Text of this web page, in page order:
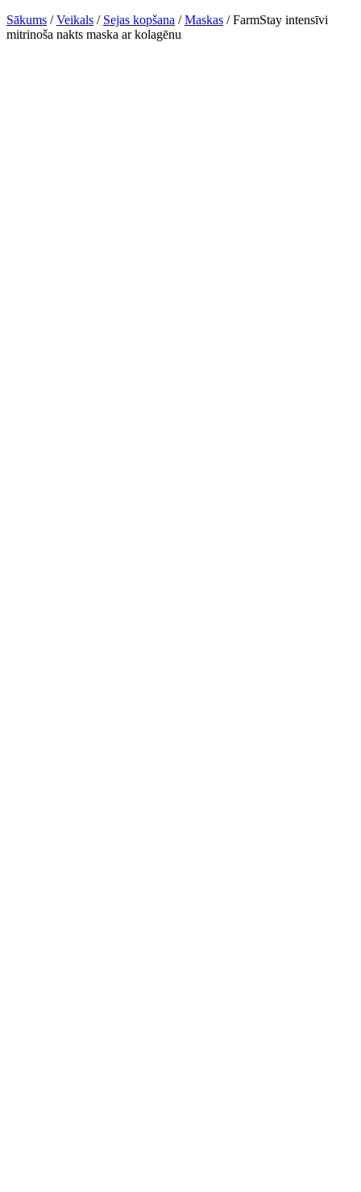
Sākums /Veikals / Sejas kopšana /Maskas / FarmStay intensīvi
mitrinoša nakts maska ar kolagēnu